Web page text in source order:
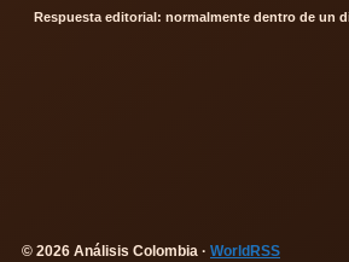
Respuesta editorial: normalmente dentro de un
© 2026 Análisis Colombia · WorldRSS